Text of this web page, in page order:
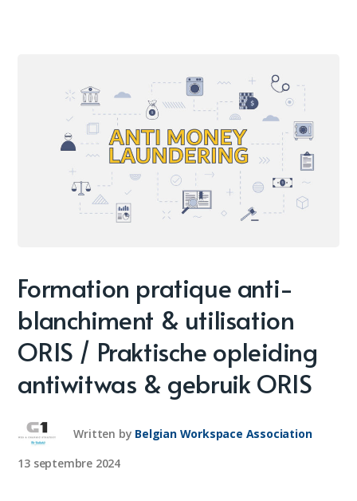
Formation pratique anti-
blanchiment & utilisation
ORIS / Praktische opleiding
antiwitwas & gebruik ORIS
Written by Belgian Workspace Association
13 septembre 2024